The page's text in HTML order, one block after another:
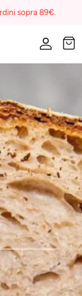
sopra 89€.